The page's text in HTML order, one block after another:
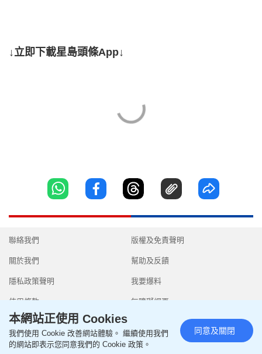
↓立即下載星島頭條App↓
聯絡我們
關於我們
隱私政策聲明
使用條款
版權及免責聲明
幫助及反饋
我要爆料
無障礙網頁
Copyright © 2026 SingTao Ltd.All rights reserved.
本網站正使用 Cookies
我們使用 Cookie 改善網站體驗。 繼續使用我們
的網站即表示您同意我們的 Cookie 政策。
同意及關閉